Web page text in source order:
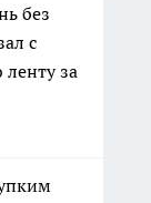
без
с
за